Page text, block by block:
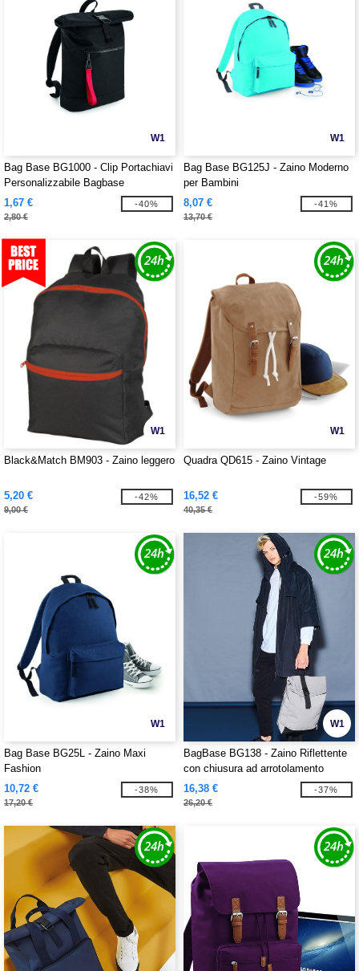
W1
Bag Base BG1000 - Clip Portachiavi
Personalizzabile Bagbase
1,67 €
2,80 €
-40%
W1
Bag Base BG125J - Zaino Moderno
per Bambini
8,07 €
13,70 €
-41%
W1
Black&Match BM903 - Zaino leggero
5,20 €
9,00 €
-42%
W1
Quadra QD615 - Zaino Vintage
16,52 €
40,35 €
-59%
W1
Bag Base BG25L - Zaino Maxi
Fashion
10,72 €
17,20 €
-38%
W1
BagBase BG138 - Zaino Riflettente
con chiusura ad arrotolamento
16,38 €
26,20 €
-37%